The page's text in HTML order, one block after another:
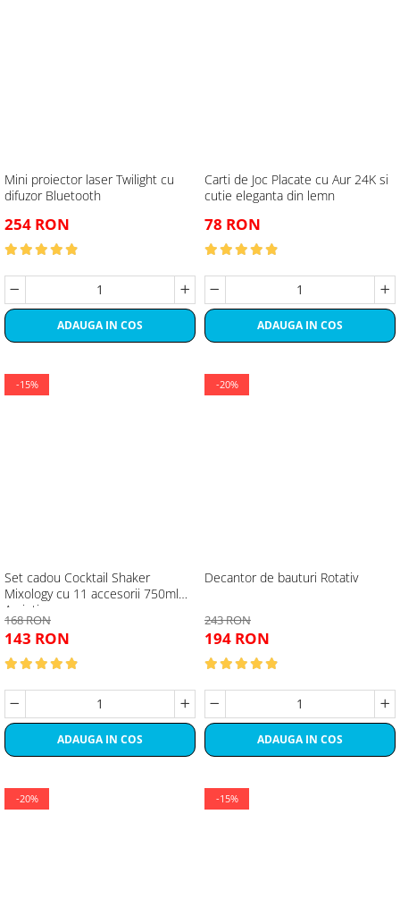
Mini proiector laser Twilight cu
difuzor Bluetooth
254 RON
ADAUGA IN COS
Carti de Joc Placate cu Aur 24K si
cutie eleganta din lemn
78 RON
ADAUGA IN COS
-15%
Set cadou Cocktail Shaker
Mixology cu 11 accesorii 750ml
Argintiu
168 RON
143 RON
ADAUGA IN COS
-20%
Decantor de bauturi Rotativ
243 RON
194 RON
ADAUGA IN COS
-20% -15%